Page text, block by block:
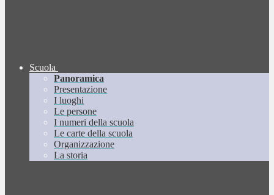
Scuola
Panoramica
Presentazione
I luoghi
Le persone
I numeri della scuola
Le carte della scuola
Organizzazione
La storia